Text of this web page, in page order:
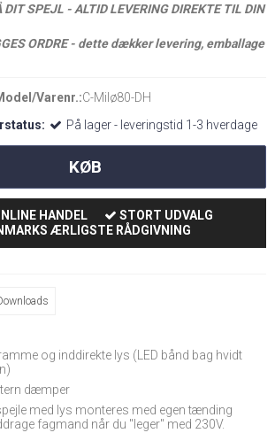
DIT SPEJL - ALTID LEVERING DIREKTE TIL DIN
ORDRE - dette dækker levering, emballage
Varenr.:C-Milø80-DH
På lager - leveringstid 1-3 hverdage
KØB
HANDEL
STORT UDVALG
ÆRLIGSTE RÅDGIVNING
og inddirekte lys (LED bånd bag hvidt
dæmper
med lys monteres med egen tænding
fagmand når du "leger" med 230V.